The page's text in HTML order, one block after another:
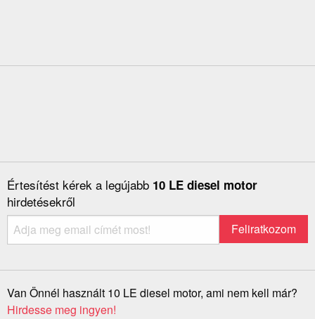
Értesítést kérek a legújabb 10 LE diesel motor
hirdetésekről
Van Önnél használt 10 LE diesel motor, ami nem kell már?
Hirdesse meg ingyen!